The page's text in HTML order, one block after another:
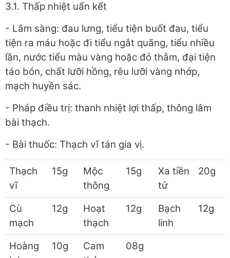
3.1. Thấp nhiệt uẩn kết
- Lâm sàng: đau lưng, tiểu tiện buốt đau, tiểu
tiện ra máu hoặc đi tiểu ngắt quãng, tiểu nhiều
lần, nước tiểu màu vàng hoặc đỏ thẫm, đại tiện
táo bón, chất lưỡi hồng, rêu lưỡi vàng nhớp,
mạch huyền sác.
- Pháp điều trị: thanh nhiệt lợi thấp, thông lâm
bài thạch.
- Bài thuốc: Thạch vĩ tán gia vị.
Thạch
vĩ
15g
Mộc
thông
15g
Xa tiền
tử
20g
Cù
mạch
12g
Hoạt
thạch
12g
Bạch
linh
12g
Hoàng
10g
Cam
08g